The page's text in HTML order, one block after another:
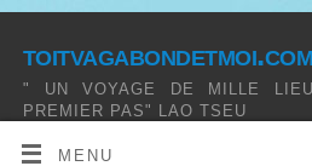
toitvagabondetmoi.com
" UN VOYAGE DE MILLE
PREMIER PAS" LAO TSEU
MENU